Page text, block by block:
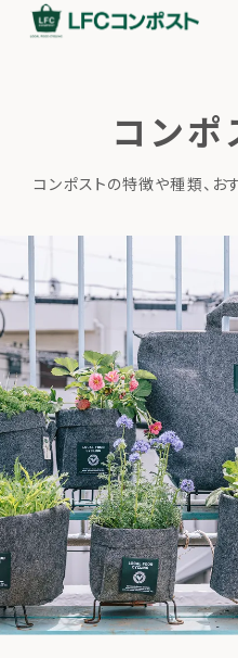
コンポ
コンポストの特徴や種類、お